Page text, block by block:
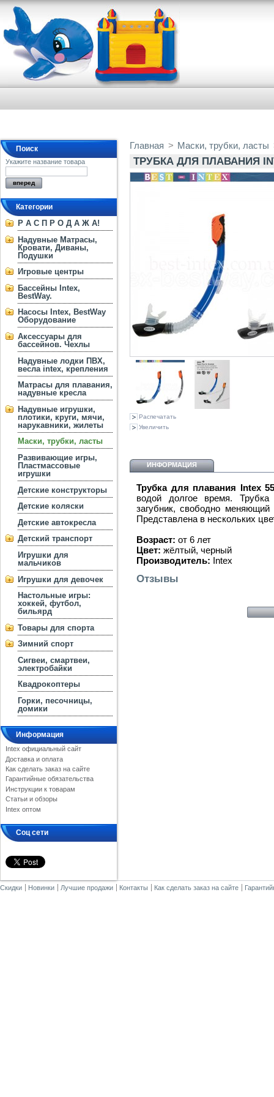
Поиск
Укажите название товара
Категории
Р А С П Р О Д А Ж А!
Надувные Матрасы,
Кровати, Диваны,
Подушки
Игровые центры
Бассейны Intex,
BestWay.
Насосы Intex, BestWay
Оборудование
Аксессуары для
бассейнов. Чехлы
Надувные лодки ПВХ,
весла intex, крепления
Матрасы для плавания,
надувные кресла
Надувные игрушки,
плотики, круги, мячи,
нарукавники, жилеты
Маски, трубки, ласты
Развивающие игры,
Пластмассовые
игрушки
Детские конструкторы
Детские коляски
Детские автокресла
Детский транспорт
Игрушки для
мальчиков
Игрушки для девочек
Настольные игры:
хоккей, футбол,
бильярд
Товары для спорта
Зимний спорт
Сигвеи, смартвеи,
электробайки
Квадрокоптеры
Горки, песочницы,
домики
Информация
Intex официальный сайт
Доставка и оплата
Как сделать заказ на сайте
Гарантийные обязательства
Инструкции к товарам
Статьи и обзоры
Intex оптом
Соц сети
Главная > Маски, трубки, ласты
ТРУБКА ДЛЯ ПЛАВАНИЯ
Распечатать
Увеличить
ИНФОРМАЦИЯ
Трубка для плавания Intex
водой долгое время.
загубник, свободно
Представлена в нескольких
Возраст: от 6 лет
Цвет: жёлтый, черный
Производитель: Intex
Отзывы
Скидки Новинки Лучшие продажи Контакты Как сделать заказ на сайте